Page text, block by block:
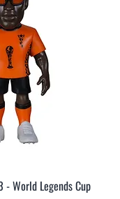
rápida
- World Legends Cup